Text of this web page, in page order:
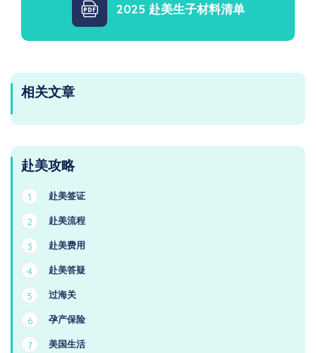
2025 赴美生子材料清单
相关文章
赴美攻略
1 赴美签证
2 赴美流程
3 赴美费用
4 赴美答疑
5 过海关
6 孕产保险
7 美国生活